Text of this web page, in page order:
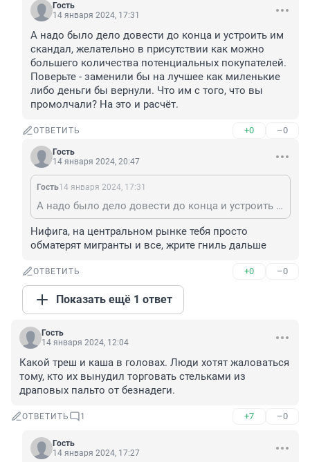
Гость
14 января 2024, 17:31
А надо было дело довести до конца и устроить им
скандал, желательно в присутствии как можно
большего количества потенциальных покупателей.
Поверьте - заменили бы на лучшее как миленькие
либо деньги бы вернули. Что им с того, что вы
промолчали? На это и расчёт.
ОТВЕТИТЬ +0 –0
Гость
14 января 2024, 20:47
Гость14 января 2024, 17:31
А надо было дело довести до конца и устроить им скандал, желательно в присутствии как можно большего количества потенциальных покупателей. Поверьте - заменили бы на лучшее как миленькие либо деньги бы вернули. Что им с того, что вы промолчали? На это и расчёт.
Нифига, на центральном рынке тебя просто
обматерят мигранты и все, жрите гниль дальше
ОТВЕТИТЬ +0 –0
Показать ещё 1 ответ
Гость
14 января 2024, 12:04
Какой треш и каша в головах. Люди хотят жаловаться
тому, кто их вынудил торговать стельками из
драповых пальто от безнадеги.
ОТВЕТИТЬ 1 +7 –0
Гость
14 января 2024, 17:27